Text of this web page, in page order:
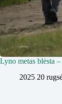
Lyno metas blėsta
2025 20